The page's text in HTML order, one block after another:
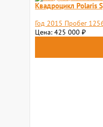
Квадроцикл Polaris
Год 2015 Пробег
Цена: 425 000 ₽